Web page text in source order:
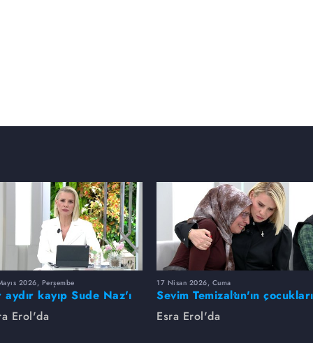
2026, Perşembe
aydır kayıp Sude Naz'ı
Erol buldu
Erol'da
17 Nisan 2026, Cuma
Sevim Temizaltın'ın çocukları
nerede?
Esra Erol'da